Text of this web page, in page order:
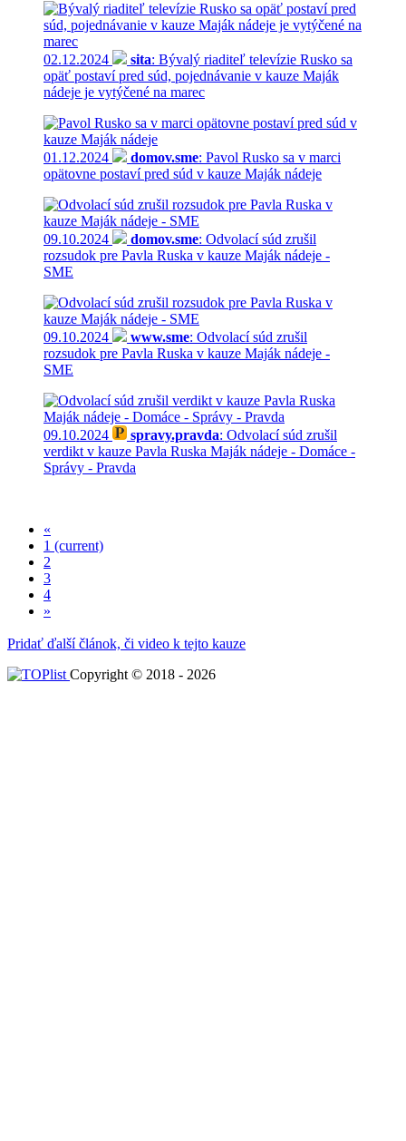
02.12.2024 sita: Bývalý riaditeľ televízie Rusko sa
opäť postaví pred súd, pojednávanie v kauze Maják
nádeje je vytýčené na marec
01.12.2024 domov.sme: Pavol Rusko sa v marci
opätovne postaví pred súd v kauze Maják nádeje
09.10.2024 domov.sme: Odvolací súd zrušil
rozsudok pre Pavla Ruska v kauze Maják nádeje -
SME
09.10.2024 www.sme: Odvolací súd zrušil
rozsudok pre Pavla Ruska v kauze Maják nádeje -
SME
09.10.2024 spravy.pravda: Odvolací súd zrušil
verdikt v kauze Pavla Ruska Maják nádeje - Domáce -
Správy - Pravda
«
1 (current)
2
3
4
»
Pridať ďalší článok, či video k tejto kauze
Copyright © 2018 - 2026